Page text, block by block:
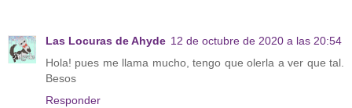
Las Locuras de Ahyde 12 de octubre de 2020 a las 20:54
Hola! pues me llama mucho, tengo que olerla a ver que tal.
Besos
Responder